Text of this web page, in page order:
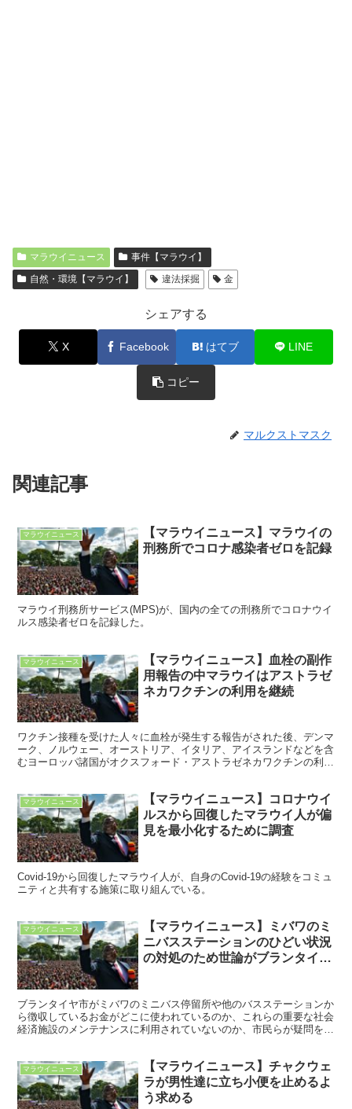
マラウイニュース
事件【マラウイ】
自然・環境【マラウイ】
違法採掘 金
シェアする
X Facebook はてブ LINE
コピー
マルクストマスク
関連記事
マラウイニュース
【マラウイニュース】マラウイの
刑務所でコロナ感染者ゼロを記録
マラウイ刑務所サービス(MPS)が、国内の全ての刑務所でコロナウイ
ルス感染者ゼロを記録した。
マラウイニュース
【マラウイニュース】血栓の副作
用報告の中マラウイはアストラゼ
ネカワクチンの利用を継続
ワクチン接種を受けた人々に血栓が発生する報告がされた後、デンマ
ーク、ノルウェー、オーストリア、イタリア、アイスランドなどを含
むヨーロッパ諸国がオクスフォード・アストラゼネカワクチンの利用
ゼネカワクチンの利用を継続している。
マラウイニュース
【マラウイニュース】コロナウイ
ルスから回復したマラウイ人が偏
見を最小化するために調査
Covid-19から回復したマラウイ人が、自身のCovid-19の経験をコミュ
ニティと共有する施策に取り組んでいる。
マラウイニュース
【マラウイニュース】ミバワのミ
ニバスステーションのひどい状況
の対処のため世論がブランタイヤ
ブランタイヤ市がミバワのミニバス停留所や他のバスステーションか
ら徴収しているお金がどこに使われているのか、これらの重要な社会
経済施設のメンテナンスに利用されていないのか、市民らが疑問を投
マラウイニュース
【マラウイニュース】チャクウェ
ラが男性達に立ち小便を止めるよ
う求める